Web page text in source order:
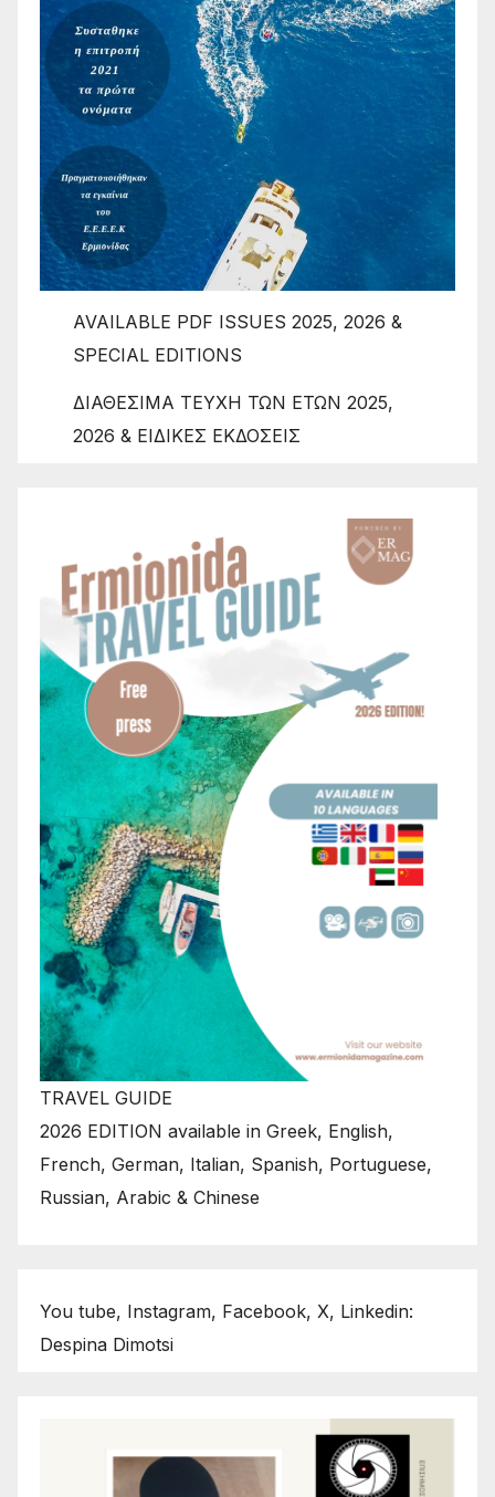
AVAILABLE PDF ISSUES 2025, 2026 &
SPECIAL EDITIONS
ΔΙΑΘΕΣΙΜΑ ΤΕΥΧΗ ΤΩΝ ΕΤΩΝ 2025,
2026 & ΕΙΔΙΚΕΣ ΕΚΔΟΣΕΙΣ
TRAVEL GUIDE
2026 EDITION available in Greek, English,
French, German, Italian, Spanish, Portuguese,
Russian, Arabic & Chinese
You tube, Instagram, Facebook, X, Linkedin:
Despina Dimotsi